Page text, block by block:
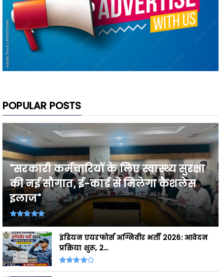
POPULAR POSTS
"सरकारी कर्मचारियों के लिए स्वास्थ्य सुरक्षा
की नई सौगात, ई-कार्ड से मिलेगा कैशलेस
इलाज"
इंडियन एयरफोर्स अग्निवीर भर्ती 2026: आवेदन
प्रक्रिया शुरू, 2...